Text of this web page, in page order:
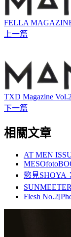
FELLA
上一篇
TXD Magazine
下一篇
相關文章
AT MEN
慾見SHOYA
Flesh